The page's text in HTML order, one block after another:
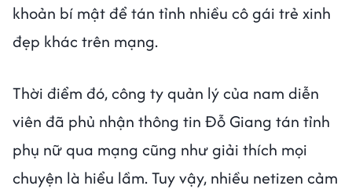
khoản bí mật để tán tỉnh nhiều cô gái trẻ xinh
đẹp khác trên mạng.
Thời điểm đó, công ty quản lý của nam diễn
viên đã phủ nhận thông tin Đỗ Giang tán tỉnh
phụ nữ qua mạng cũng như giải thích mọi
chuyện là hiểu lầm. Tuy vậy, nhiều netizen cảm